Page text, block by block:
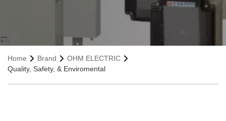
Home Brand
OHM ELECTRIC
Quality, Safety, & Enviromental